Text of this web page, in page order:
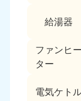
給湯器
ファンヒー
ター
電気ケト